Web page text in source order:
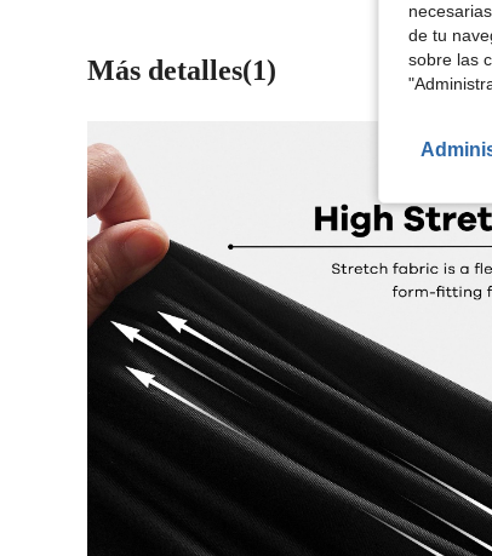
Más detalles(1)
de tu
sobre las